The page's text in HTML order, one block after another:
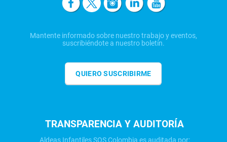
Mantente informado sobre nuestro trabajo y eventos,
suscribiéndote a nuestro boletín.
QUIERO SUSCRIBIRME
TRANSPARENCIA Y AUDITORÍA
Aldeas Infantiles SOS Colombia es auditada por: